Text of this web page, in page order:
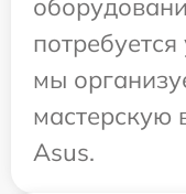
мы
мастерскую
Asus.